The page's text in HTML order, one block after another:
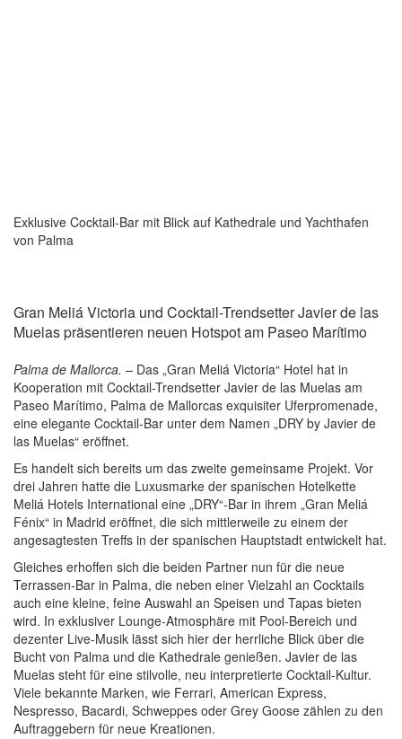
Exklusive Cocktail-Bar mit Blick auf Kathedrale und Yachthafen
von Palma
Gran Meliá Victoria und Cocktail-Trendsetter Javier de las
Muelas präsentieren neuen Hotspot am Paseo Marítimo
Palma de Mallorca. – Das „Gran Meliá Victoria“ Hotel hat in
Kooperation mit Cocktail-Trendsetter Javier de las Muelas am
Paseo Marítimo, Palma de Mallorcas exquisiter Uferpromenade,
eine elegante Cocktail-Bar unter dem Namen „DRY by Javier de
las Muelas“ eröffnet.
Es handelt sich bereits um das zweite gemeinsame Projekt. Vor
drei Jahren hatte die Luxusmarke der spanischen Hotelkette
Meliá Hotels International eine „DRY“-Bar in ihrem „Gran Meliá
Fénix“ in Madrid eröffnet, die sich mittlerweile zu einem der
angesagtesten Treffs in der spanischen Hauptstadt entwickelt hat.
Gleiches erhoffen sich die beiden Partner nun für die neue
Terrassen-Bar in Palma, die neben einer Vielzahl an Cocktails
auch eine kleine, feine Auswahl an Speisen und Tapas bieten
wird. In exklusiver Lounge-Atmosphäre mit Pool-Bereich und
dezenter Live-Musik lässt sich hier der herrliche Blick über die
Bucht von Palma und die Kathedrale genießen. Javier de las
Muelas steht für eine stilvolle, neu interpretierte Cocktail-Kultur.
Viele bekannte Marken, wie Ferrari, American Express,
Nespresso, Bacardi, Schweppes oder Grey Goose zählen zu den
Auftraggebern für neue Kreationen.